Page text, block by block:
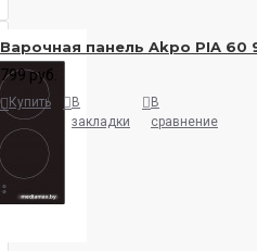
Варочная панель Akpo PIA 60
799 руб.
Купить
В
закладки
В
сравнение